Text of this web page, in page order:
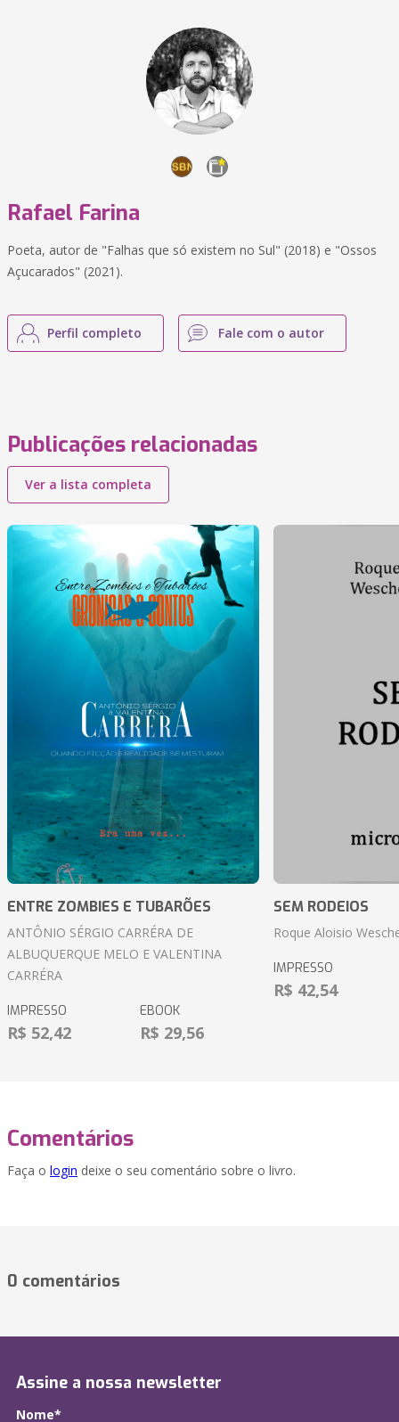
Rafael Farina
Poeta, autor de "Falhas que só existem no Sul" (2018) e "Ossos
Açucarados" (2021).
Perfil completo Fale com o autor
Publicações relacionadas
Ver a lista completa
ENTRE ZOMBIES E TUBARÕES
ANTÔNIO SÉRGIO CARRÉRA DE
ALBUQUERQUE MELO E VALENTINA
CARRÉRA
IMPRESSO
R$ 52,42
EBOOK
R$ 29,56
SEM RODEIOS
Roque Aloisio
IMPRESSO
R$ 42,54
Comentários
Faça o login deixe o seu comentário sobre o livro.
0 comentários
Assine a nossa newsletter
Nome*